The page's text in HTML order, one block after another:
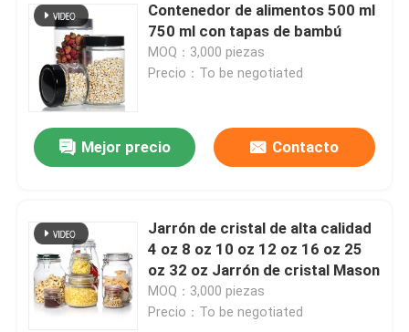
Contenedor de alimentos 500 ml
750 ml con tapas de bambú
MOQ：3,000 piezas
Precio：To be negotiated
Mejor precio Contacto
Jarrón de cristal de alta calidad
4 oz 8 oz 10 oz 12 oz 16 oz 25
oz 32 oz Jarrón de cristal Mason
MOQ：3,000 piezas
Precio：To be negotiated